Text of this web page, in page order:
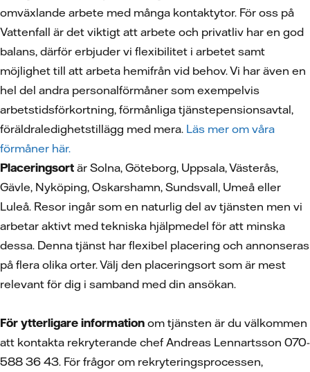
omväxlande arbete med många kontaktytor. För oss på
Vattenfall är det viktigt att arbete och privatliv har en god
balans, därför erbjuder vi flexibilitet i arbetet samt
möjlighet till att arbeta hemifrån vid behov. Vi har även en
hel del andra personalförmåner som exempelvis
arbetstidsförkortning, förmånliga tjänstepensionsavtal,
föräldraledighetstillägg med mera. Läs mer om våra
förmåner här.
Placeringsort är Solna, Göteborg, Uppsala, Västerås,
Gävle, Nyköping, Oskarshamn, Sundsvall, Umeå eller
Luleå. Resor ingår som en naturlig del av tjänsten men vi
arbetar aktivt med tekniska hjälpmedel för att minska
dessa. Denna tjänst har flexibel placering och annonseras
på flera olika orter. Välj den placeringsort som är mest
relevant för dig i samband med din ansökan.
För ytterligare information om tjänsten är du välkommen
att kontakta rekryterande chef Andreas Lennartsson 070-
588 36 43. För frågor om rekryteringsprocessen,